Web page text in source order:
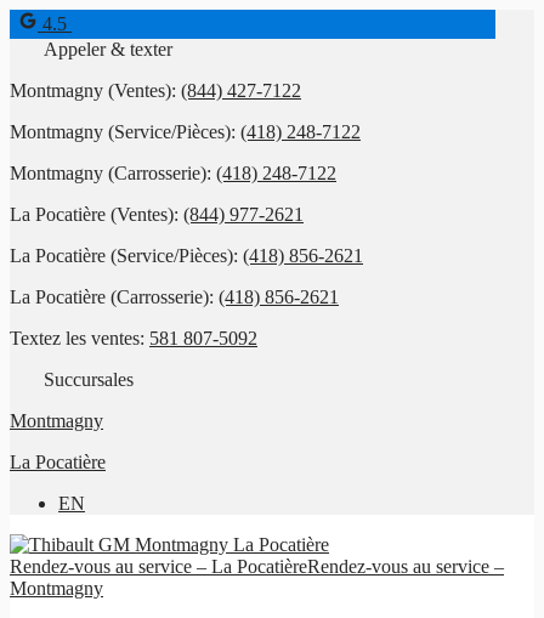
4.5
Appeler & texter
Montmagny (Ventes): (844) 427-7122
Montmagny (Service/Pièces): (418) 248-7122
Montmagny (Carrosserie): (418) 248-7122
La Pocatière (Ventes): (844) 977-2621
La Pocatière (Service/Pièces): (418) 856-2621
La Pocatière (Carrosserie): (418) 856-2621
Textez les ventes: 581 807-5092
Succursales
Montmagny
La Pocatière
EN
Rendez-vous au service – La PocatièreRendez-vous au service –
Montmagny